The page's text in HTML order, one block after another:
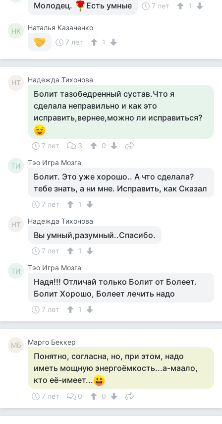
Молодец. Есть умные 7 лет 1
НК
Наталья Казаченко
7 лет
1
НТ Надежда Тихонова
Болит тазобедренный сустав.Что я
сделала неправильно и как это
исправить,вернее,можно ли исправиться?
7 лет 3 0
ТИ Тэо Игра Мозга
Болит. Это уже хорошо.. А что сделала?
тебе знать, а ни мне. Исправить, как Сказал
7 лет 1
НТ Надежда Тихонова
Вы умный,разумный..Спасибо.
7 лет 1
ТИ Тэо Игра Мозга
Надя!!! Отличай только Болит от Болеет.
Болит Хорошо, Болеет лечить надо
7 лет 1
MБ Mарго Беккер
Понятно, согласна, но, при этом, надо
иметь мощную энергоёмкость...а-маало,
кто её-имеет...
7 лет 0 0